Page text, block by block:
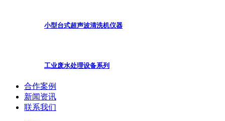
小型台式超声波清洗机仪器
工业废水处理设备系列
合作案例
新闻资讯
联系我们